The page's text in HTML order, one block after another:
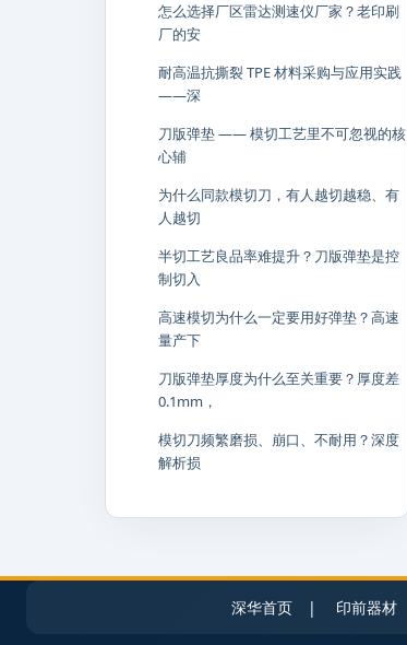
怎么选择厂区雷达测速仪厂家？老印刷
厂的安
耐高温抗撕裂 TPE 材料采购与应用实践
——深
刀版弹垫 —— 模切工艺里不可忽视的核
心辅
为什么同款模切刀，有人越切越稳、有
人越切
半切工艺良品率难提升？刀版弹垫是控
制切入
高速模切为什么一定要用好弹垫？高速
量产下
刀版弹垫厚度为什么至关重要？厚度差
0.1mm，
模切刀频繁磨损、崩口、不耐用？深度
解析损
深华首页 | 印前器材